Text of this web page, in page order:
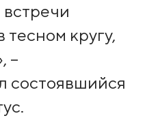
тесном кругу,
–
состоявшийся